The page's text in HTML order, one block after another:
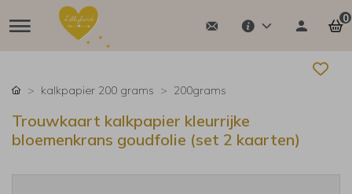
0
kalkpapier 200 grams 200grams
Trouwkaart kalkpapier kleurrijke
bloemenkrans goudfolie (set 2 kaarten)